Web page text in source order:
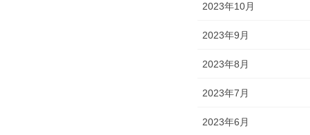
2023年10月
2023年9月
2023年8月
2023年7月
2023年6月